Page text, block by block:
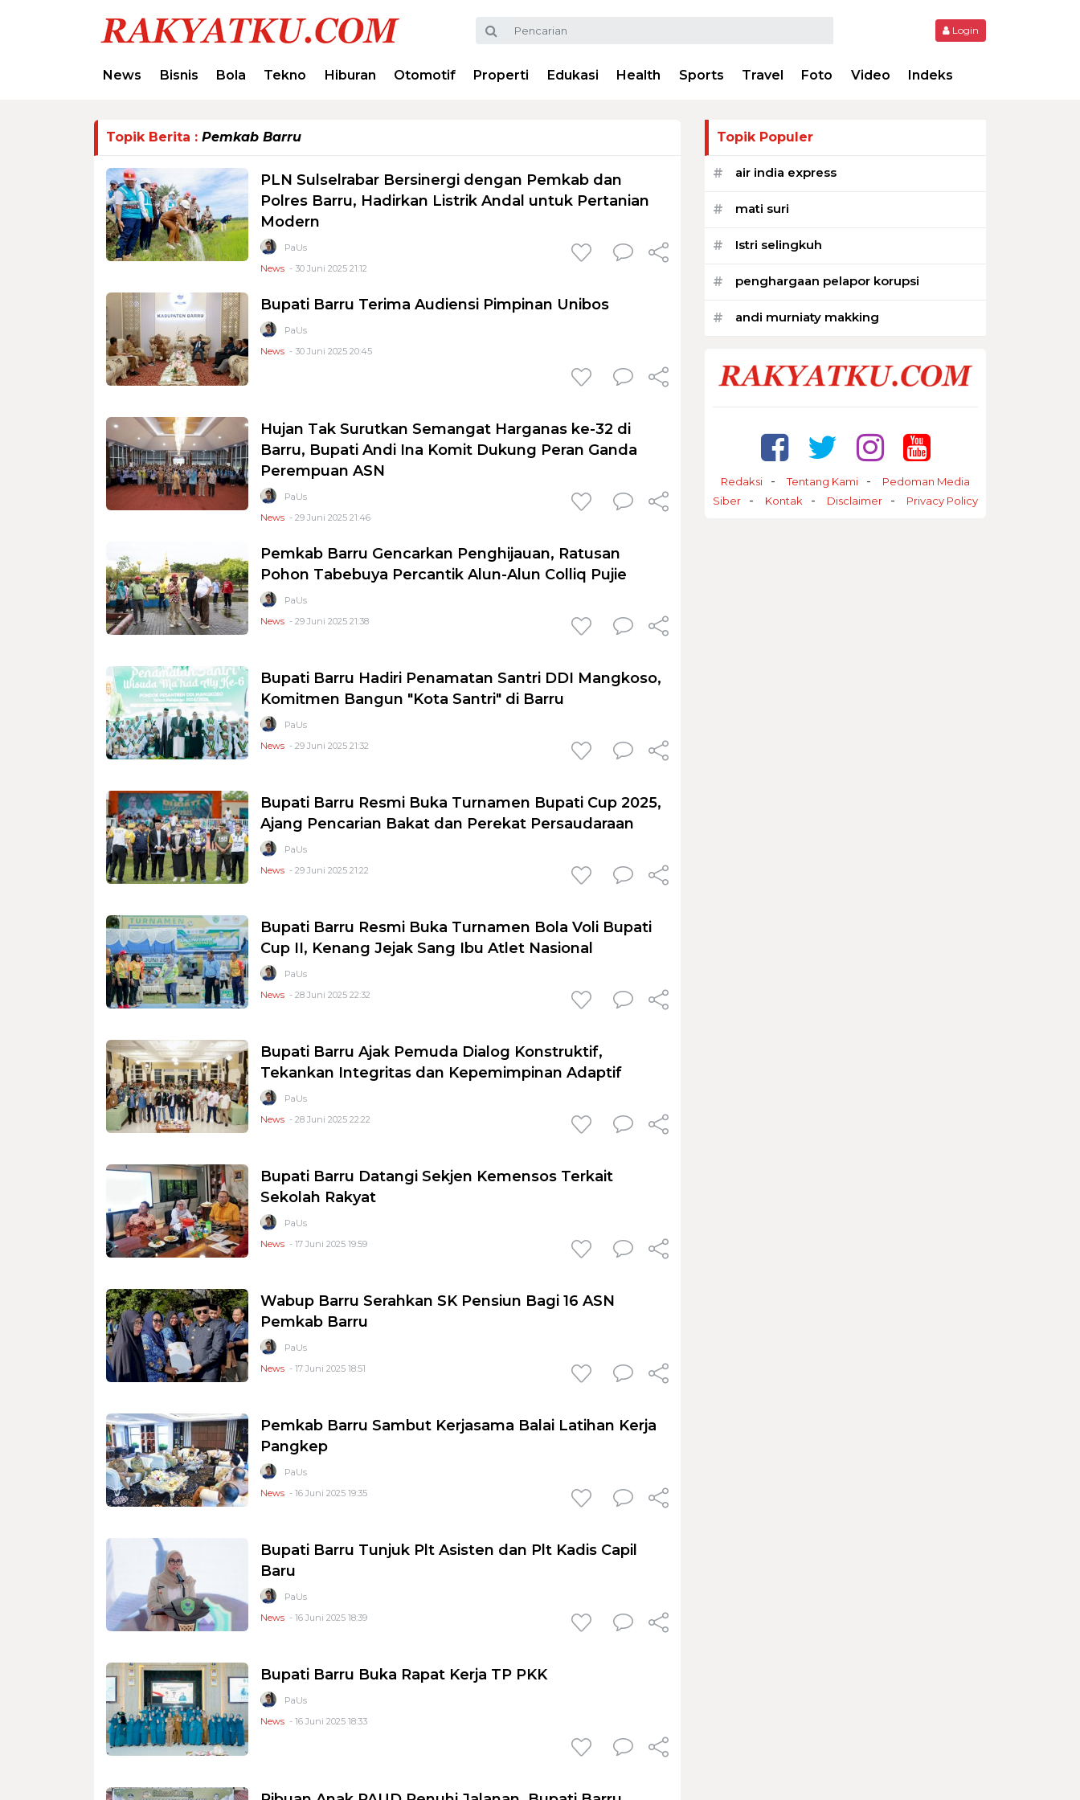
Login
News Bisnis Bola Tekno Hiburan Otomotif Properti Edukasi Health Sports Travel Foto Video Indeks
Topik Berita : Pemkab Barru
PLN Sulselrabar Bersinergi dengan Pemkab dan
Polres Barru, Hadirkan Listrik Andal untuk Pertanian
Modern
PaUs
News - 30 Juni 2025 21:12
Bupati Barru Terima Audiensi Pimpinan Unibos
PaUs
News - 30 Juni 2025 20:45
Hujan Tak Surutkan Semangat Harganas ke-32 di
Barru, Bupati Andi Ina Komit Dukung Peran Ganda
Perempuan ASN
PaUs
News - 29 Juni 2025 21:46
Pemkab Barru Gencarkan Penghijauan, Ratusan
Pohon Tabebuya Percantik Alun-Alun Colliq Pujie
PaUs
News - 29 Juni 2025 21:38
Bupati Barru Hadiri Penamatan Santri DDI Mangkoso,
Komitmen Bangun "Kota Santri" di Barru
PaUs
News - 29 Juni 2025 21:32
Bupati Barru Resmi Buka Turnamen Bupati Cup 2025,
Ajang Pencarian Bakat dan Perekat Persaudaraan
PaUs
News - 29 Juni 2025 21:22
Bupati Barru Resmi Buka Turnamen Bola Voli Bupati
Cup II, Kenang Jejak Sang Ibu Atlet Nasional
PaUs
News - 28 Juni 2025 22:32
Bupati Barru Ajak Pemuda Dialog Konstruktif,
Tekankan Integritas dan Kepemimpinan Adaptif
PaUs
News - 28 Juni 2025 22:22
Bupati Barru Datangi Sekjen Kemensos Terkait
Sekolah Rakyat
PaUs
News - 17 Juni 2025 19:59
Wabup Barru Serahkan SK Pensiun Bagi 16 ASN
Pemkab Barru
PaUs
News - 17 Juni 2025 18:51
Pemkab Barru Sambut Kerjasama Balai Latihan Kerja
Pangkep
PaUs
News - 16 Juni 2025 19:35
Bupati Barru Tunjuk Plt Asisten dan Plt Kadis Capil
Baru
PaUs
News - 16 Juni 2025 18:39
Bupati Barru Buka Rapat Kerja TP PKK
PaUs
News - 16 Juni 2025 18:33
Topik Populer
# air india express
# mati suri
# Istri selingkuh
# penghargaan pelapor korupsi
# andi murniaty makking
Redaksi Tentang Kami
Pedoman Media
Siber
Kontak Disclaimer Privacy Policy